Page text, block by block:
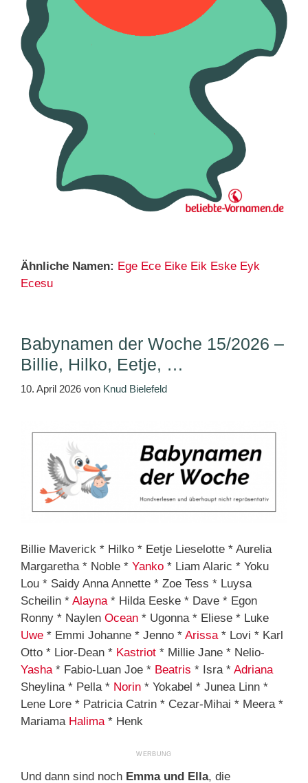
Ähnliche Namen: Ege Ece Eike Eik Eske Eyk
Ecesu
Babynamen der Woche 15/2026 –
Billie, Hilko, Eetje, …
10. April 2026 von Knud Bielefeld
Billie Maverick * Hilko * Eetje Lieselotte * Aurelia
Margaretha * Noble * Yanko * Liam Alaric * Yoku
Lou * Saidy Anna Annette * Zoe Tess * Luysa
Scheilin * Alayna * Hilda Eeske * Dave * Egon
Ronny * Naylen Ocean * Ugonna * Eliese * Luke
Uwe * Emmi Johanne * Jenno * Arissa * Lovi * Karl
Otto * Lior-Dean * Kastriot * Millie Jane * Nelio-
Yasha * Fabio-Luan Joe * Beatris * Isra * Adriana
Sheylina * Pella * Norin * Yokabel * Junea Linn *
Lene Lore * Patricia Catrin * Cezar-Mihai * Meera *
Mariama Halima * Henk
Und dann sind noch Emma und Ella, die